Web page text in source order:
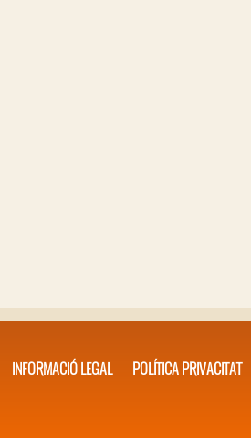
INFORMACIÓ LEGAL POLÍTICA PRIVACITAT